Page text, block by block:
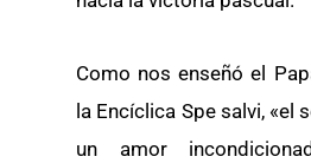
Como nos enseñó el
la Encíclica Spe salvi, «el
un amor